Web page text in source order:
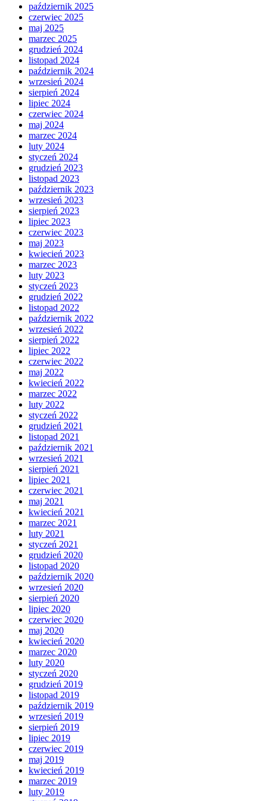
październik 2025
czerwiec 2025
maj 2025
marzec 2025
grudzień 2024
listopad 2024
październik 2024
wrzesień 2024
sierpień 2024
lipiec 2024
czerwiec 2024
maj 2024
marzec 2024
luty 2024
styczeń 2024
grudzień 2023
listopad 2023
październik 2023
wrzesień 2023
sierpień 2023
lipiec 2023
czerwiec 2023
maj 2023
kwiecień 2023
marzec 2023
luty 2023
styczeń 2023
grudzień 2022
listopad 2022
październik 2022
wrzesień 2022
sierpień 2022
lipiec 2022
czerwiec 2022
maj 2022
kwiecień 2022
marzec 2022
luty 2022
styczeń 2022
grudzień 2021
listopad 2021
październik 2021
wrzesień 2021
sierpień 2021
lipiec 2021
czerwiec 2021
maj 2021
kwiecień 2021
marzec 2021
luty 2021
styczeń 2021
grudzień 2020
listopad 2020
październik 2020
wrzesień 2020
sierpień 2020
lipiec 2020
czerwiec 2020
maj 2020
kwiecień 2020
marzec 2020
luty 2020
styczeń 2020
grudzień 2019
listopad 2019
październik 2019
wrzesień 2019
sierpień 2019
lipiec 2019
czerwiec 2019
maj 2019
kwiecień 2019
marzec 2019
luty 2019